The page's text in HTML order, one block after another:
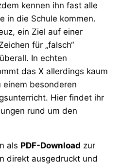
kennen ihn fast alle
in die Schule kommen.
ein Ziel auf einer
für „falsch“
In echten
das X allerdings kaum
einem besonderen
Hier findet ihr
rund um den
als PDF-Download zur
direkt ausgedruckt und